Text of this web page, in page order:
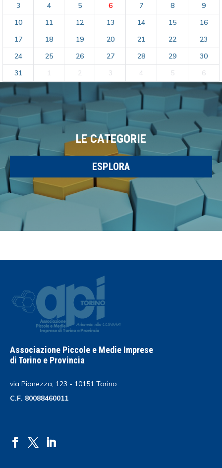
3
4 5 6 7 8
9
10
11 12 13 14 15
16
17
18 19 20 21 22
23
24
25 26 27 28 29
30
31
1 2 3 4 5 6
LE CATEGORIE
ESPLORA
Associazione Piccole e Medie Imprese
di Torino e Provincia
via Pianezza, 123 - 10151 Torino
C.F. 80088460011